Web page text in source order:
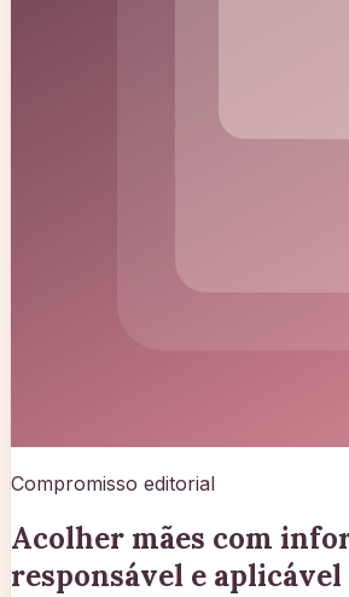
Compromisso editorial
Acolher mães com
responsável e